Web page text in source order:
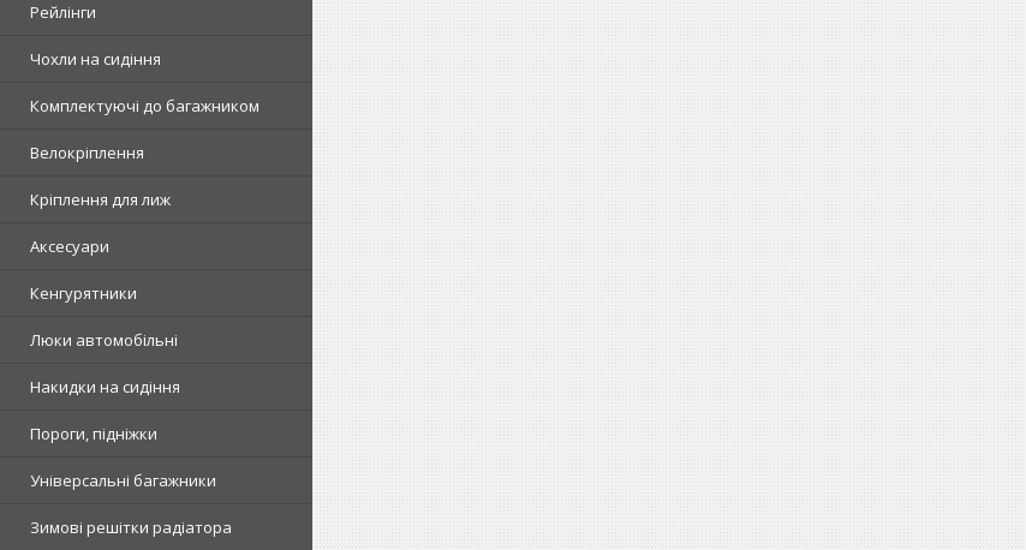
Рейлінги
Чохли на сидіння
Комплектуючі до багажником
Велокріплення
Кріплення для лиж
Аксесуари
Кенгурятники
Люки автомобільні
Накидки на сидіння
Пороги, підніжки
Універсальні багажники
Зимові решітки радіатора